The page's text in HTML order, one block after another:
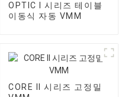
OPTIC I 시리즈 테이블
이동식 자동 VMM
CORE II 시리즈 고정밀